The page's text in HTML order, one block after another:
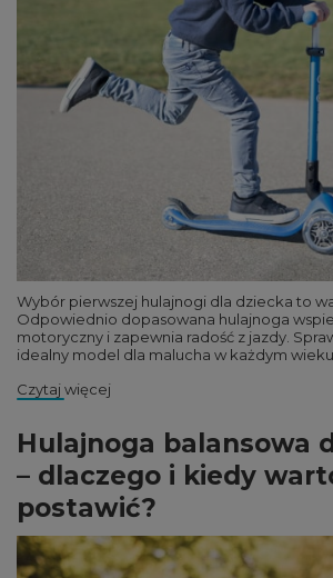
Wybór pierwszej hulajnogi dla dziecka to
Odpowiednio dopasowana hulajnoga
motoryczny i zapewnia radość z jazdy.
idealny model dla malucha w każdym
Czytaj więcej
Hulajnoga balansowa
– dlaczego i kiedy
postawić?